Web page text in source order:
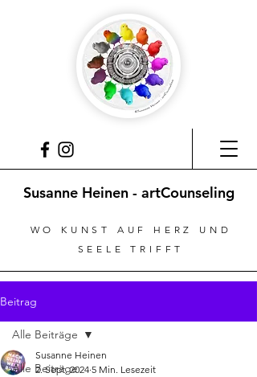
Susanne Heinen - artCounseling
WO KUNST AUF HERZ UND
SEELE TRIFFT
Beitrag
Alle Beiträge
Alle Beiträge
Susanne Heinen
2. Sept. 2024 5 Min. Lesezeit